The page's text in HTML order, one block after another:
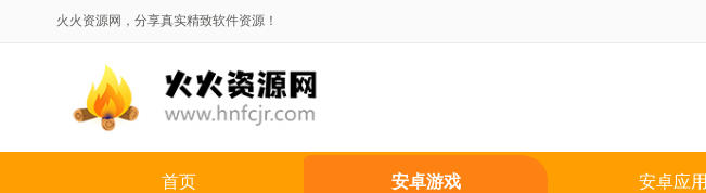
火火资源网，分享真实精致软件资源！
首页 安卓游戏 安卓应用